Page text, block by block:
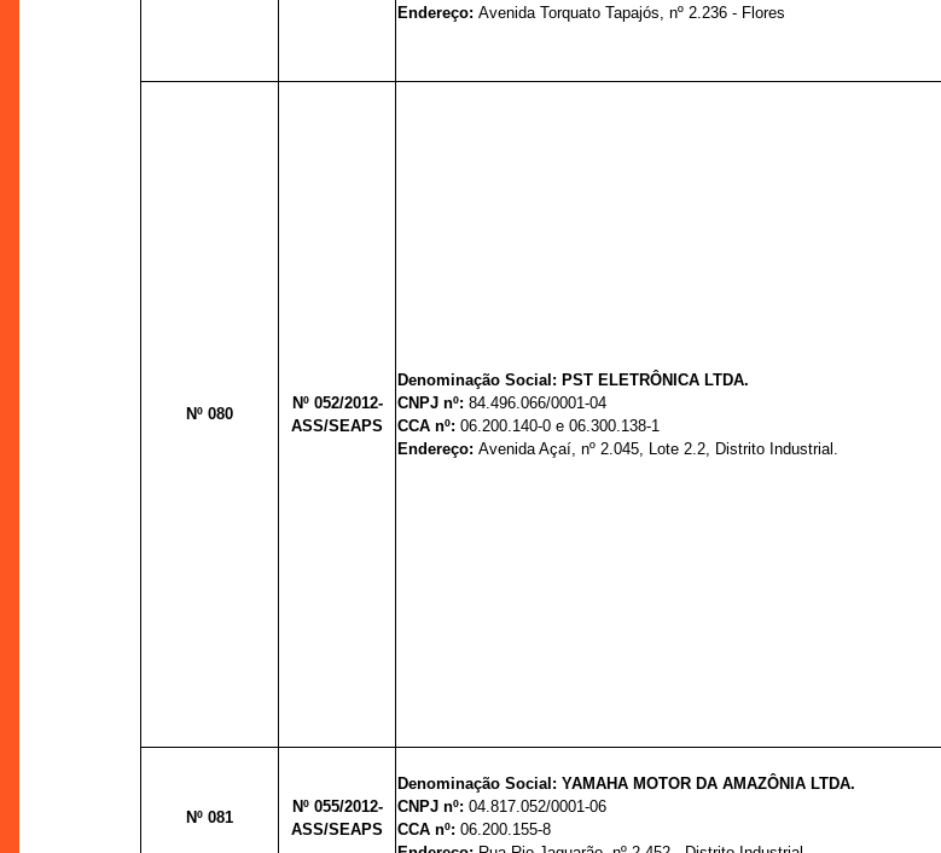
Endereço:Avenida Torquato Tapajós, nº 2.236 - Flores
Nº 080
Nº 052/2012-
ASS/SEAPS
Denominação Social: PST ELETRÔNICA LTDA.
CNPJ nº:84.496.066/0001-04
CCA nº: 06.200.140-0 e 06.300.138-1
Endereço:Avenida Açaí,nº 2.045, Lote 2.2, Distrito Industrial.
Nº 081
Nº 055/2012-
ASS/SEAPS
Denominação Social: YAMAHA MOTOR DA AMAZÔNIA LTDA.
CNPJ nº:04.817.052/0001-06
CCA nº: 06.200.155-8